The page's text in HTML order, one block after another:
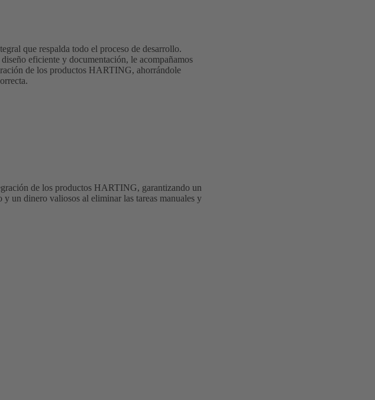
que respalda todo el proceso de desarrollo.
eficiente y documentación, le acompañamos
de los productos HARTING, ahorrándole
de los productos HARTING, garantizando un
un dinero valiosos al eliminar las tareas manuales y